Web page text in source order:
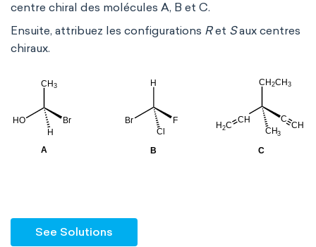
centre chiral des molécules A, B et C.
Ensuite, attribuez les configurations Ret Saux centres
chiraux.
See Solutions